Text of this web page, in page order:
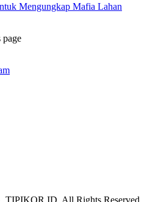
Mengungkap Mafia Lahan
page
All Rights Reserved